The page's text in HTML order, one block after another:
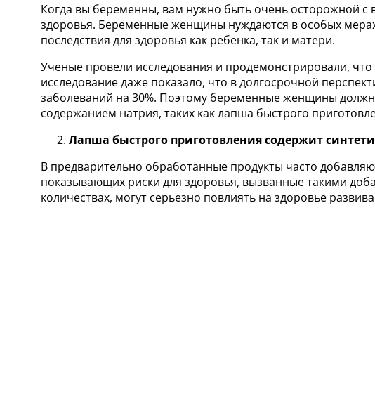
Когда вы беременны, вам нужно быть очень осторожной
здоровья. Беременные женщины нуждаются в особых
последствия для здоровья как ребенка, так и матери.
Ученые провели исследования и продемонстрировали,
исследование даже показало, что в долгосрочной
заболеваний на 30%. Поэтому беременные женщины
содержанием натрия, таких как лапша быстрого
Лапша быстрого приготовления содержит
В предварительно обработанные продукты часто
показывающих риски для здоровья, вызванные такими
количествах, могут серьезно повлиять на здоровье